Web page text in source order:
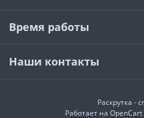
Время работы
Наши контакты
Раскрутка -
Работает на OpenCart